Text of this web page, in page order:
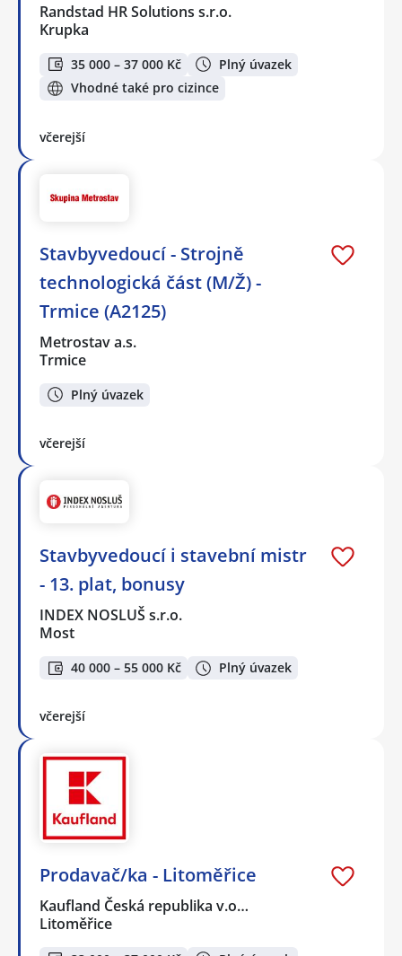
Randstad HR Solutions s.r.o.
Krupka
35 000 – 37 000 Kč
Plný úvazek
Vhodné také pro cizince
včerejší
Stavbyvedoucí - Strojně
technologická část (M/Ž) -
Trmice (A2125)
Metrostav a.s.
Trmice
Plný úvazek
včerejší
Stavbyvedoucí i stavební mistr
- 13. plat, bonusy
INDEX NOSLUŠ s.r.o.
Most
40 000 – 55 000 Kč Plný úvazek
včerejší
Prodavač/ka - Litoměřice
Kaufland Česká republika v.o…
Litoměřice